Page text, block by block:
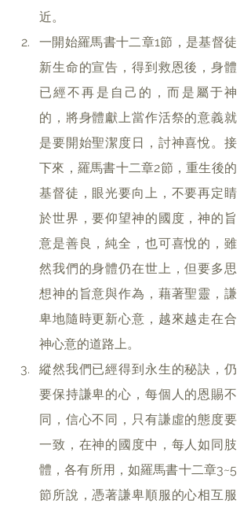
近。
一開始羅馬書十二章1節，是基督徒
新生命的宣告，得到救恩後，身體
已經不再是自己的，而是屬于神
的，將身體獻上當作活祭的意義就
是要開始聖潔度日，討神喜悅。接
下來，羅馬書十二章2節，重生後的
基督徒，眼光要向上，不要再定睛
於世界，要仰望神的國度，神的旨
意是善良，純全，也可喜悅的，雖
然我們的身體仍在世上，但要多思
想神的旨意與作為，藉著聖靈，謙
卑地隨時更新心意，越來越走在合
神心意的道路上。
縱然我們已經得到永生的秘訣，仍
要保持謙卑的心，每個人的恩賜不
同，信心不同，只有謙虛的態度要
一致，在神的國度中，每人如同肢
體，各有所用，如羅馬書十二章3~5
節所說，憑著謙卑順服的心相互服